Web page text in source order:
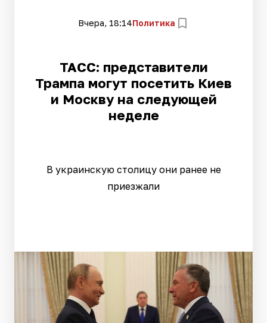
Вчера, 18:14Политика
ТАСС: представители
Трампа могут посетить Киев
и Москву на следующей
неделе
В украинскую столицу они ранее не
приезжали